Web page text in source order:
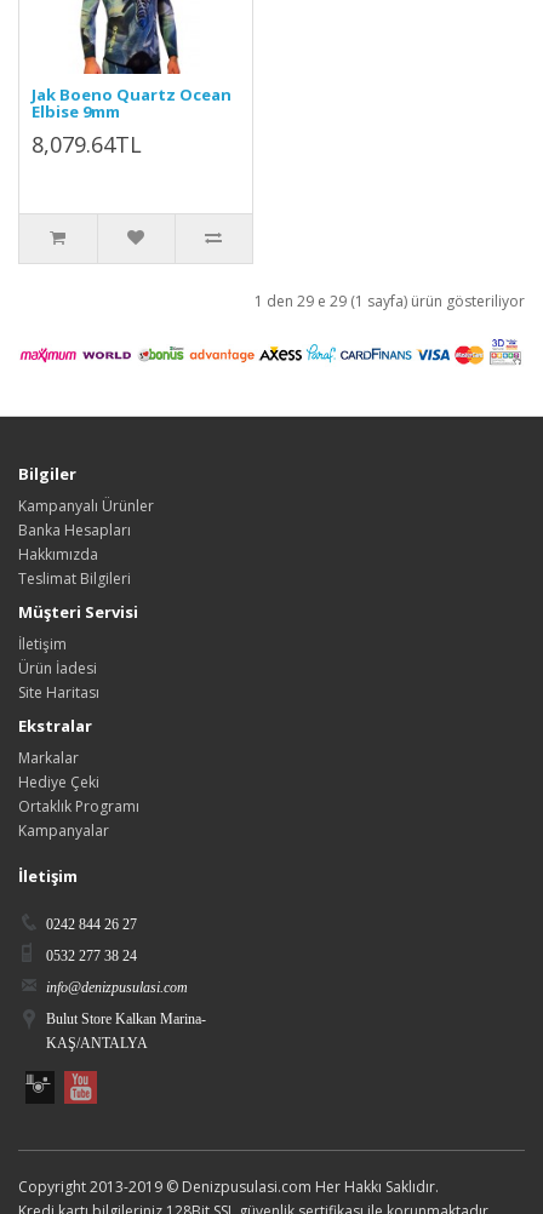
Jak Boeno Quartz Ocean
Elbise 9mm
8,079.64TL
1 den 29 e 29 (1 sayfa) ürün gösteriliyor
Bilgiler
Kampanyalı Ürünler
Banka Hesapları
Hakkımızda
Teslimat Bilgileri
Müşteri Servisi
İletişim
Ürün İadesi
Site Haritası
Ekstralar
Markalar
Hediye Çeki
Ortaklık Programı
Kampanyalar
İletişim
0242 844 26 27
0532 277 38 24
info@denizpusulasi.com
Bulut Store Kalkan Marina-
KAŞ/ANTALYA
Copyright 2013-2019 © Denizpusulasi.com Her Hakkı Saklıdır.